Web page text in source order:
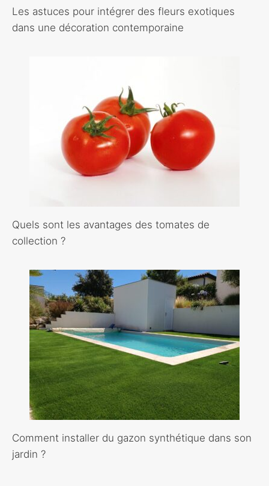
Les astuces pour intégrer des fleurs exotiques
dans une décoration contemporaine
Quels sont les avantages des tomates de
collection ?
Comment installer du gazon synthétique dans son
jardin ?